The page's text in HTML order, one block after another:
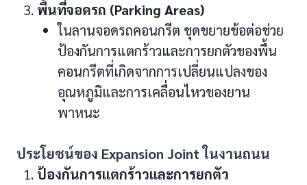
พื้นที่จอดรถ (Parking Areas)
ในลานจอดรถคอนกรีต ชุดขยายข้อต่อช่วย
ป้องกันการแตกร้าวและการยกตัวของพื้น
คอนกรีตที่เกิดจากการเปลี่ยนแปลงของ
อุณหภูมิและการเคลื่อนไหวของยาน
พาหนะ
ประโยชน์ของ Expansion Joint ในงานถนน
ป้องกันการแตกร้าวและการยกตัว